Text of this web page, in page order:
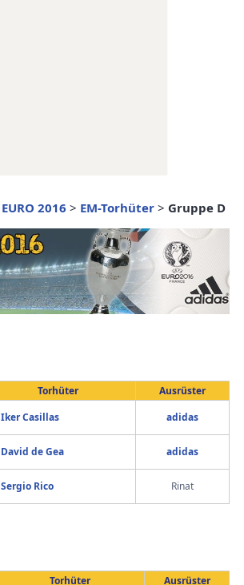
EURO 2016 > EM-Torhüter > Gruppe D
Torhüter Ausrüster
Iker Casillas adidas
David de Gea adidas
Sergio Rico Rinat
Torhüter Ausrüster